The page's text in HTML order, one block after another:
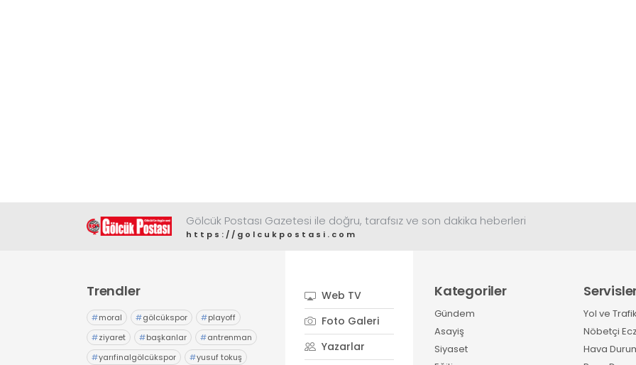
Gölcük Postası Gazetesi ile doğru, tarafsız ve son dakika heberleri
https://golcukpostasi.com
Trendler
#moral #gölcükspor #playoff
#ziyaret #başkanlar #antrenman
#yarıfinalgölcükspor #yusuf tokuş
Web TV
Foto Galeri
Yazarlar
Kategoriler
Gündem
Asayiş
Siyaset
Yol ve
Nöbetçi
Hava